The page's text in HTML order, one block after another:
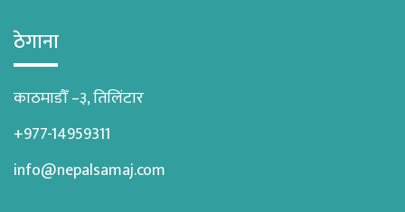
ठेगाना
काठमाडौँ –३, तिलिंटार
+977-14959311
info@nepalsamaj.com